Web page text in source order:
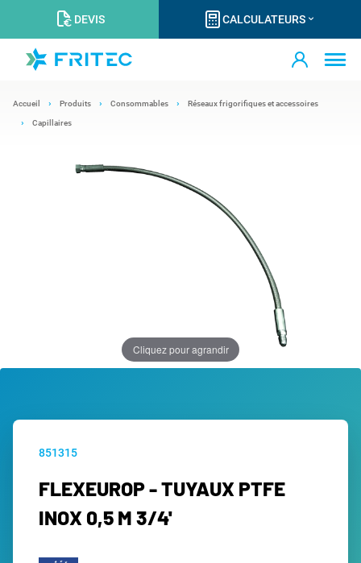
DEVIS CALCULATEURS
Accueil Produits Consommables Réseaux frigorifiques et accessoires
Capillaires
Cliquez pour agrandir
851315
FLEXEUROP - TUYAUX PTFE
INOX 0,5 M 3/4'